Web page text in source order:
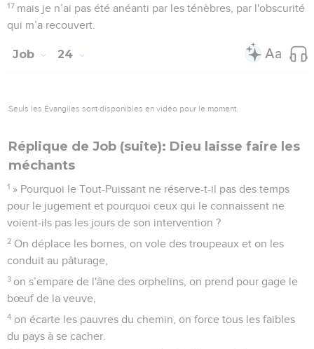
17 mais je n’ai pas été anéanti par les ténèbres, par l'obscurité
qui m’a recouvert.
Job 24
Seuls les Évangiles sont disponibles en vidéo pour le moment.
Réplique de Job (suite): Dieu laisse faire les
méchants
1 » Pourquoi le Tout-Puissant ne réserve-t-il pas des temps
pour le jugement et pourquoi ceux qui le connaissent ne
voient-ils pas les jours de son intervention ?
2 On déplace les bornes, on vole des troupeaux et on les
conduit au pâturage,
3 on s’empare de l'âne des orphelins, on prend pour gage le
bœuf de la veuve,
4 on écarte les pauvres du chemin, on force tous les faibles
du pays à se cacher.